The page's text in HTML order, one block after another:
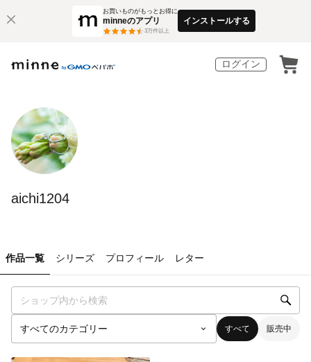
お買いものがもっとお得に
minneのアプリ
3万件以上
インストールする
ログイン
aichi1204
作品一覧 シリーズ プロフィール レター
すべて 販売中